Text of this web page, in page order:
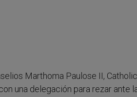
Marthoma Paulose II,
una delegación para rezar ante